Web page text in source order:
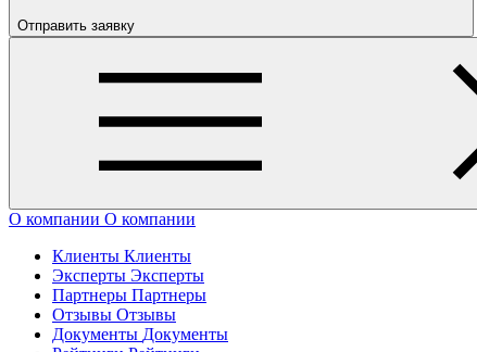
Отправить заявку
О компании О компании
Клиенты Клиенты
Эксперты Эксперты
Партнеры Партнеры
Отзывы Отзывы
Документы Документы